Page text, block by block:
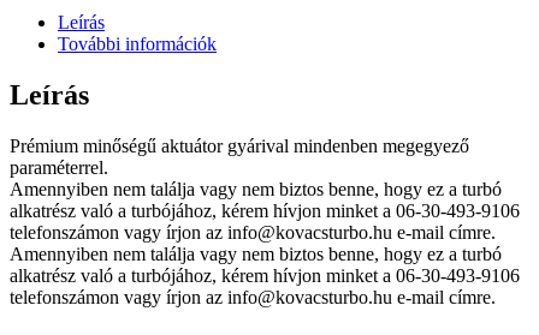
Leírás
További információk
Leírás
Prémium minőségű aktuátor gyárival mindenben megegyező
paraméterrel.
Amennyiben nem találja vagy nem biztos benne, hogy ez a turbó
alkatrész való a turbójához, kérem hívjon minket a 06-30-493-9106
telefonszámon vagy írjon az info@kovacsturbo.hu e-mail címre.
Amennyiben nem találja vagy nem biztos benne, hogy ez a turbó
alkatrész való a turbójához, kérem hívjon minket a 06-30-493-9106
telefonszámon vagy írjon az info@kovacsturbo.hu e-mail címre.